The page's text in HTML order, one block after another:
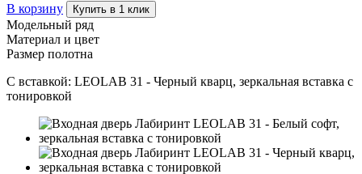
В корзину Купить в 1 клик
Модельный ряд
Материал и цвет
Размер полотна
С вставкой: LEOLAB 31 - Черный кварц, зеркальная вставка с
тонировкой